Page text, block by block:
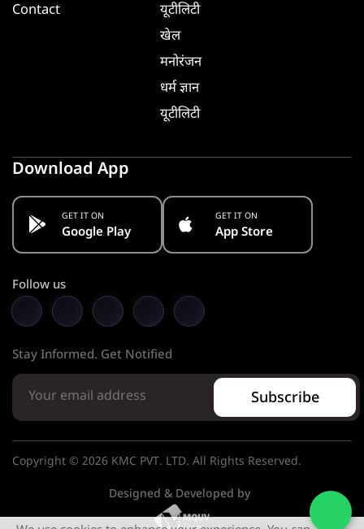
Contact
यूटीलिटी
खेल
मनोरंजन
धर्म ज्ञान
यूटीलिटी
Download App
GET IT ON
Google Play
GET IT ON
App Store
Follow us
Stay Informed. Get Notified
Subscribe
Copyright © 2026 KMC PVT. LTD. All Rights Reserved.
Designed & Developed by